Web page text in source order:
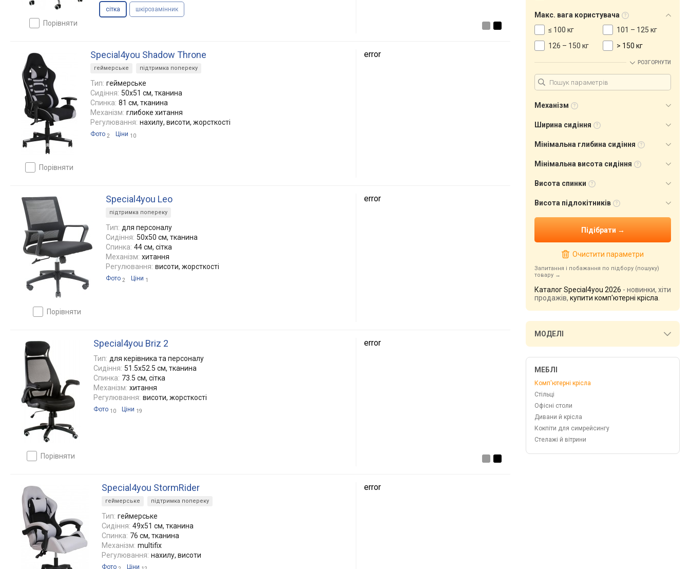
порівняти
сітка шкірозамінник
порівняти
Special4you Shadow Throne
геймерське підтримка попереку
Тип: геймерське
Сидіння: 50x51 см, тканина
Спинка: 81 см, тканина
Механізм: глибоке хитання
Регулювання: нахилу, висоти, жорсткості
Фото 2 Ціни 10
error
порівняти
Special4you Leo
підтримка попереку
Тип: для персоналу
Сидіння: 50x50 см, тканина
Спинка: 44 см, сітка
Механізм: хитання
Регулювання: висоти, жорсткості
Фото 2 Ціни 1
error
порівняти
Special4you Briz 2
Тип: для керівника та персоналу
Сидіння: 51.5x52.5 см, тканина
Спинка: 73.5 см, сітка
Механізм: хитання
Регулювання: висоти, жорсткості
Фото 10 Ціни 19
error
Special4you StormRider
геймерське підтримка попереку
Тип: геймерське
Сидіння: 49x51 см, тканина
Спинка: 76 см, тканина
Механізм: multifix
Регулювання: нахилу, висоти
Фото Ціни
error
Макс. вага користувача
≤ 100 кг
101 – 125 кг
126 – 150 кг
> 150 кг
РОЗГОРНУТИ
Механізм
Ширина сидіння
Мінімальна глибина сидіння
Мінімальна висота сидіння
Висота спинки
Висота підлокітників
Очистити параметри
Запитання і побажання по підбору (пошуку)
товару
Каталог Special4you 2026 - новинки, хіти
продажів, купити комп'ютерні крісла
МОДЕЛІ
МЕБЛІ
Комп'ютерні крісла
Стільці
Офісні столи
Дивани й крісла
Кокпіти для симрейсингу
Стелажі й вітрини